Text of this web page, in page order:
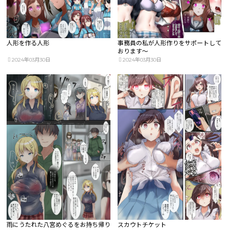
人形を作る人形
2024年03月30日
事務員の私が人形作りをサポートして
おります～
2024年03月30日
雨にうたれた八宮めぐるをお持ち帰り スカウトチケット